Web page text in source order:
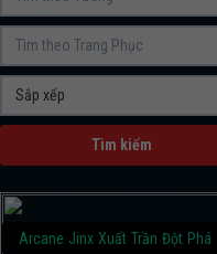
Tìm kiếm
Arcane Jinx Xuất Trần Đột Phá